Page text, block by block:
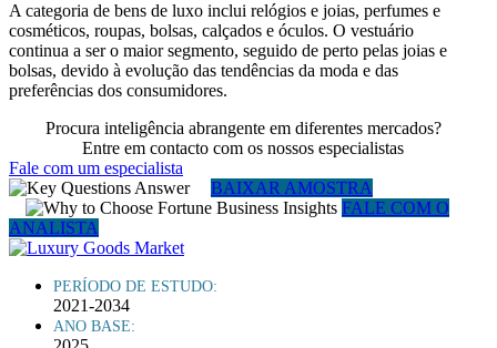
A categoria de bens de luxo inclui relógios e joias, perfumes e
cosméticos, roupas, bolsas, calçados e óculos. O vestuário
continua a ser o maior segmento, seguido de perto pelas joias e
bolsas, devido à evolução das tendências da moda e das
preferências dos consumidores.
Procura inteligência abrangente em diferentes mercados?
Entre em contacto com os nossos especialistas
Fale com um especialista
BAIXAR AMOSTRA
FALE COM O
ANALISTA
PERÍODO DE ESTUDO:
2021-2034
ANO BASE: